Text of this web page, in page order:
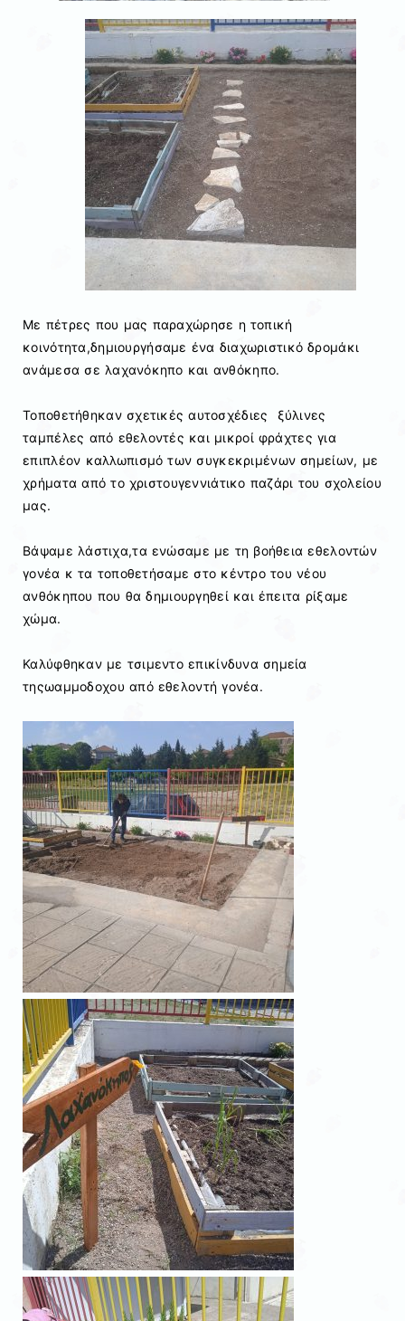
Με πέτρες που μας παραχώρησε η τοπική
κοινότητα,δημιουργήσαμε ένα διαχωριστικό δρομάκι
ανάμεσα σε λαχανόκηπο και ανθόκηπο.
Τοποθετήθηκαν σχετικές αυτοσχέδιες ξύλινες
ταμπέλες από εθελοντές και μικροί φράχτες για
επιπλέον καλλωπισμό των συγκεκριμένων σημείων, με
χρήματα από το χριστουγεννιάτικο παζάρι του σχολείου
μας.
Βάψαμε λάστιχα,τα ενώσαμε με τη βοήθεια εθελοντών
γονέα κ τα τοποθετήσαμε στο κέντρο του νέου
ανθόκηπου που θα δημιουργηθεί και έπειτα ρίξαμε
χώμα.
Καλύφθηκαν με τσιμεντο επικίνδυνα σημεία
τηςωαμμοδοχου από εθελοντή γονέα.